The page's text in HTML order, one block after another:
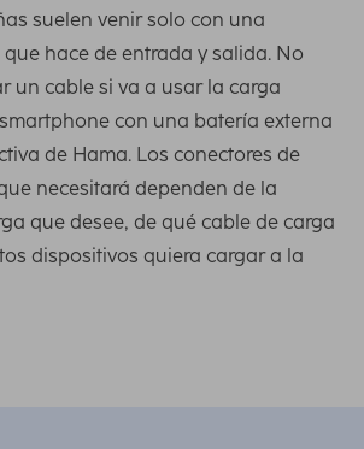
suelen venir solo con una
que hace de entrada y salida. No
un cable si va a usar la carga
con una batería externa
de Hama. Los conectores de
necesitará dependen de la
que desee, de qué cable de carga
dispositivos quiera cargar a la